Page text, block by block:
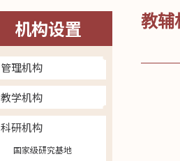
机构设置
管理机构
教学机构
科研机构
国家级研究基地
教辅